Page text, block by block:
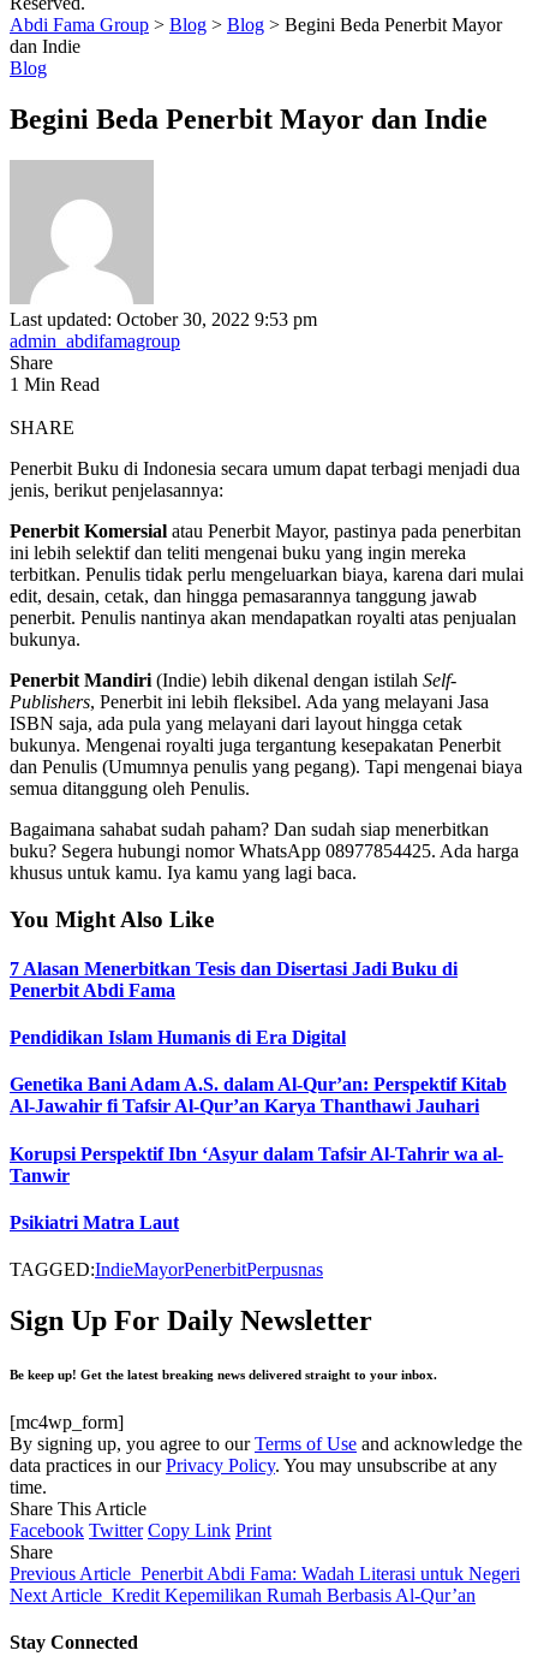
Abdi Fama Group > Blog > Blog > Begini Beda Penerbit Mayor
dan Indie
Blog
Begini Beda Penerbit Mayor dan Indie
Last updated: October 30, 2022 9:53 pm
admin_abdifamagroup
Share
1 Min Read
SHARE
Penerbit Buku di Indonesia secara umum dapat terbagi menjadi dua
jenis, berikut penjelasannya:
Penerbit Komersial atau Penerbit Mayor, pastinya pada penerbitan
ini lebih selektif dan teliti mengenai buku yang ingin mereka
terbitkan. Penulis tidak perlu mengeluarkan biaya, karena dari mulai
edit, desain, cetak, dan hingga pemasarannya tanggung jawab
penerbit. Penulis nantinya akan mendapatkan royalti atas penjualan
bukunya.
Penerbit Mandiri (Indie) lebih dikenal dengan istilah Self-
Publishers, Penerbit ini lebih fleksibel. Ada yang melayani Jasa
ISBN saja, ada pula yang melayani dari layout hingga cetak
bukunya. Mengenai royalti juga tergantung kesepakatan Penerbit
dan Penulis (Umumnya penulis yang pegang). Tapi mengenai biaya
semua ditanggung oleh Penulis.
Bagaimana sahabat sudah paham? Dan sudah siap menerbitkan
buku? Segera hubungi nomor WhatsApp 08977854425. Ada harga
khusus untuk kamu. Iya kamu yang lagi baca.
You Might Also Like
7 Alasan Menerbitkan Tesis dan Disertasi Jadi Buku di
Penerbit Abdi Fama
Pendidikan Islam Humanis di Era Digital
Genetika Bani Adam A.S. dalam Al-Qur’an: Perspektif Kitab
Al-Jawahir fi Tafsir Al-Qur’an Karya Thanthawi Jauhari
Korupsi Perspektif Ibn ‘Asyur dalam Tafsir Al-Tahrir wa al-
Tanwir
Psikiatri Matra Laut
TAGGED:IndieMayorPenerbitPerpusnas
Sign Up For Daily Newsletter
Be keep up! Get the latest breaking news delivered straight to your inbox.
[mc4wp_form]
By signing up, you agree to ourTerms of Use and acknowledge the
data practices in ourPrivacy Policy. You may unsubscribe at any
time.
Share This Article
Facebook Twitter Copy Link Print
Share
Previous Article Penerbit Abdi Fama: Wadah Literasi untuk Negeri
Next Article Kredit Kepemilikan Rumah Berbasis Al-Qur’an
Stay Connected